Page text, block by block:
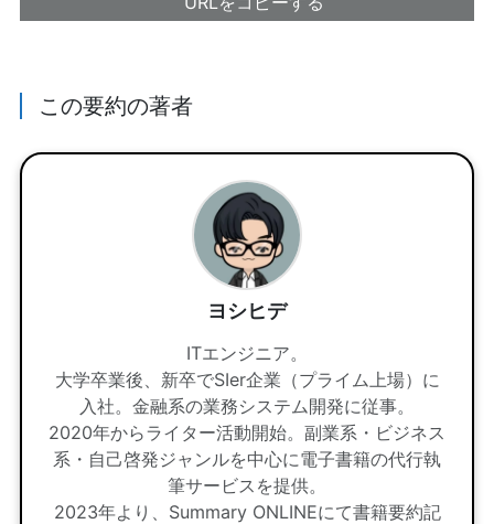
この要約の著者
ヨシヒデ
ITエンジニア。
大学卒業後、新卒でSIer企業（プライム上場）に
入社。金融系の業務システム開発に従事。
2020年からライター活動開始。副業系・ビジネス
系・自己啓発ジャンルを中心に電子書籍の代行執
筆サービスを提供。
2023年より、Summary ONLINEにて書籍要約記